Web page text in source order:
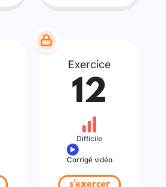
Exercice
12
Difficile
Corrigé vidéo
s'exercer